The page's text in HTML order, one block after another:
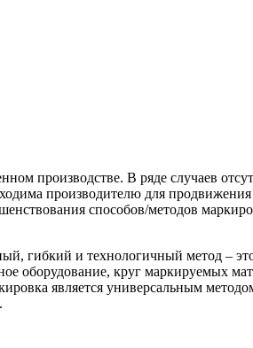
производстве. В ряде случаев
производителю для
способов/методов
гибкий и технологичный метод –
оборудование, круг маркируемых
является универсальным